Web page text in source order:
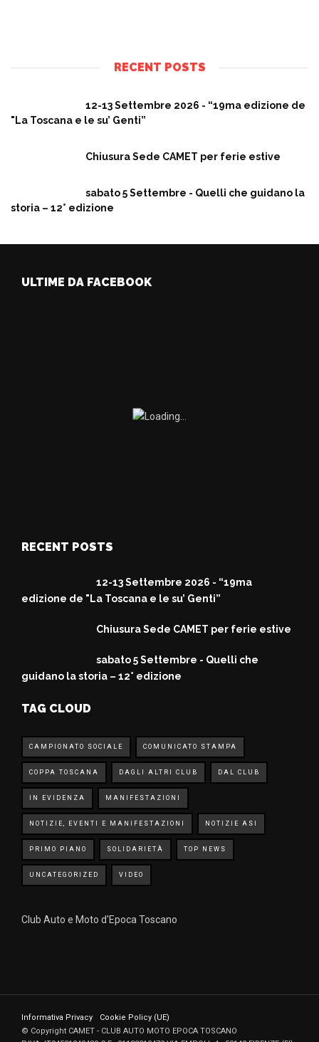
RECENT POSTS
12-13 Settembre 2026 - “19ma edizione de
"La Toscana e le su’ Genti”
Chiusura Sede CAMET per ferie estive
sabato 5 Settembre - Quelli che guidano la
storia – 12° edizione
ULTIME DA FACEBOOK
RECENT POSTS
12-13 Settembre 2026 - “19ma
edizione de "La Toscana e le su’ Genti”
Chiusura Sede CAMET per ferie estive
sabato 5 Settembre - Quelli che
guidano la storia – 12° edizione
TAG CLOUD
CAMPIONATO SOCIALE COMUNICATO STAMPA
COPPA TOSCANA DAGLI ALTRI CLUB DAL CLUB
IN EVIDENZA MANIFESTAZIONI
NOTIZIE, EVENTI E MANIFESTAZIONI NOTIZIE ASI
PRIMO PIANO SOLIDARIETÀ TOP NEWS
UNCATEGORIZED VIDEO
Club Auto e Moto d'Epoca Toscano
Informativa Privacy
Cookie Policy (UE)
© Copyright CAMET - CLUB AUTO MOTO EPOCA TOSCANO